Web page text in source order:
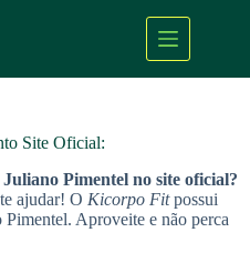
Site Oficial:
Juliano Pimentel no site oficial?
ajudar! O Kicorpo Fitpossui
Aproveite e não perca